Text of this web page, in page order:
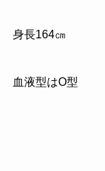
身長164㎝
血液型はO型